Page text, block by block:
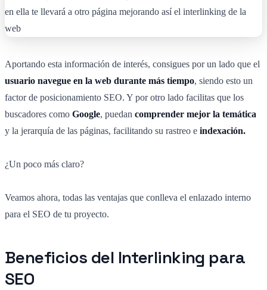
Aportando esta información de interés, consigues por un lado que el
usuario navegue en la web durante más tiempo, siendo esto un
factor de posicionamiento SEO. Y por otro lado facilitas que los
buscadores como Google, puedan comprender mejor la temática
y la jerarquía de las páginas, facilitando su rastreo e indexación.
¿Un poco más claro?
Veamos ahora, todas las ventajas que conlleva el enlazado interno
para el SEO de tu proyecto.
Beneficios del Interlinking para
SEO